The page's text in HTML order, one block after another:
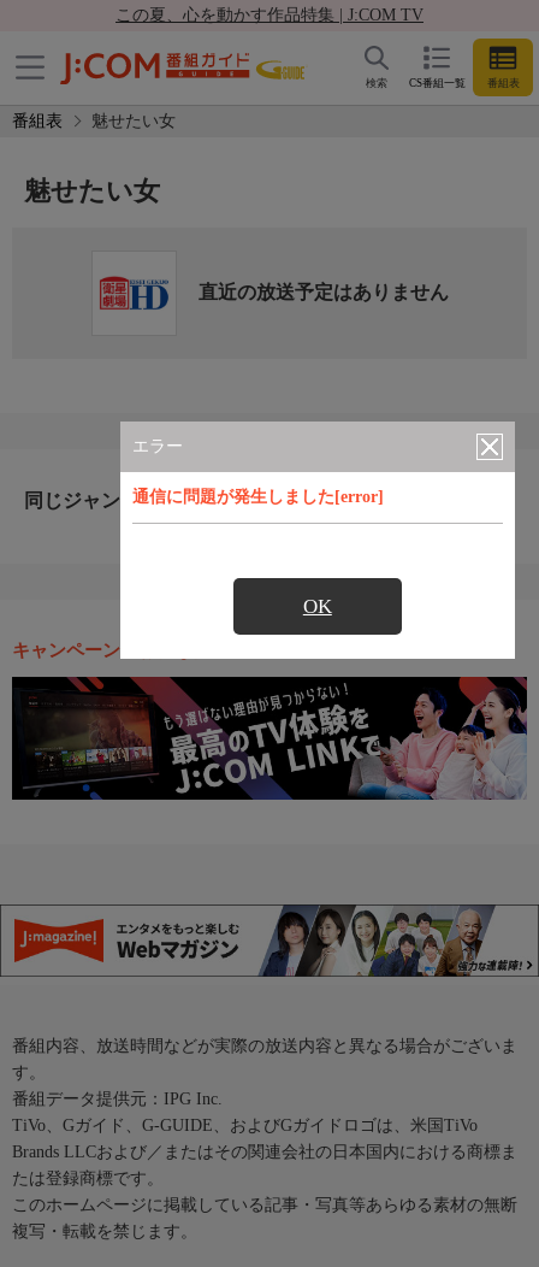
この夏、心を動かす作品特集 | J:COM TV
CS番組一覧 番組表
検索
番組表 魅せたい女
エラー
通信に問題が発生しました[error]
OK
魅せたい女
直近の放送予定はありません
同じジャンルのおすすめ番組
キャンペーン・お得な情報
番組内容、放送時間などが実際の放送内容と異なる場合がございま
す。
番組データ提供元：IPG Inc.
TiVo、Gガイド、G-GUIDE、およびGガイドロゴは、米国TiVo
Brands LLCおよび／またはその関連会社の日本国内における商標ま
たは登録商標です。
このホームページに掲載している記事・写真等あらゆる素材の無断
複写・転載を禁じます。